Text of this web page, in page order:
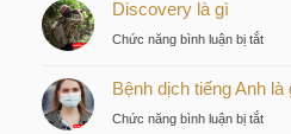
chiến
của
nhà
gì
Discovery là gì
Chức năng bình luận bị tắtở
là
Bệnh dịch tiếng Anh là
Chức năng bình luận bị tắtở